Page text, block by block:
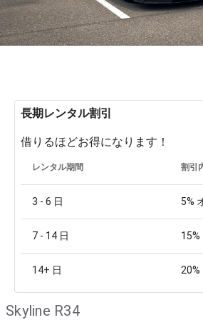
長期レンタル割引
借りるほどお得になります！
レンタル期間 割引
3 - 6 日 5%
7 - 14 日 15%
14+ 日 20%
Skyline R34